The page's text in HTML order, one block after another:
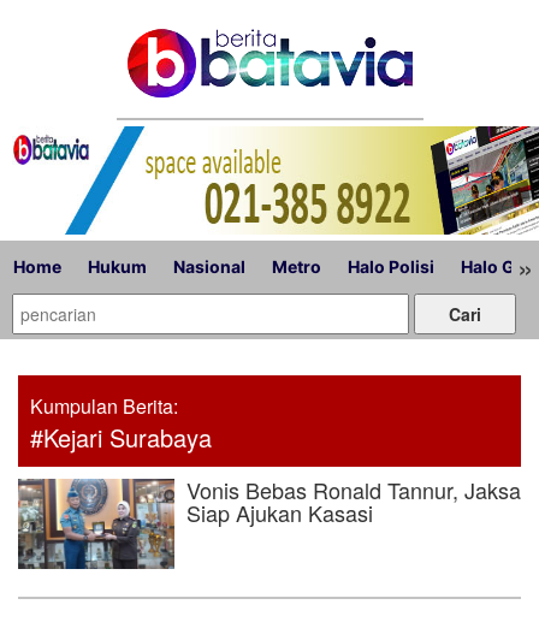
Home Hukum Nasional Metro Halo Polisi Halo »
Kumpulan Berita:
#Kejari Surabaya
Vonis Bebas Ronald Tannur, Jaksa
Siap Ajukan Kasasi